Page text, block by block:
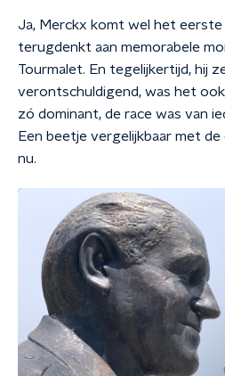
Ja, Merckx komt wel het eerste
terugdenkt aan memorabele
Tourmalet. En tegelijkertijd, hij
verontschuldigend, was het
zó dominant, de race was van
Een beetje vergelijkbaar met
nu.